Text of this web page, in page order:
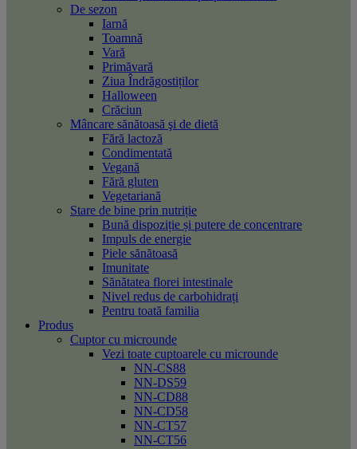
De sezon
Iarnă
Toamnă
Vară
Primăvară
Ziua Îndrăgostiților
Halloween
Crăciun
Mâncare sănătoasă şi de dietă
Fără lactoză
Condimentată
Vegană
Fără gluten
Vegetariană
Stare de bine prin nutriție
Bună dispoziție și putere de concentrare
Impuls de energie
Piele sănătoasă
Imunitate
Sănătatea florei intestinale
Nivel redus de carbohidrați
Pentru toată familia
Produs
Cuptor cu microunde
Vezi toate cuptoarele cu microunde
NN-CS88
NN-DS59
NN-CD88
NN-CD58
NN-CT57
NN-CT56